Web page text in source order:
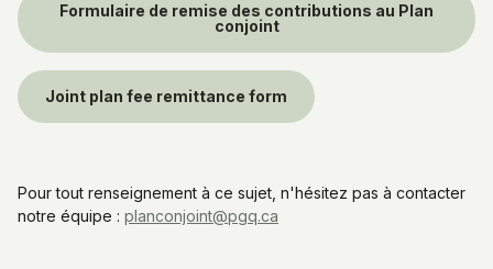
Formulaire de remise des contributions au Plan
conjoint
Joint plan fee remittance form
Pour tout renseignement à ce sujet, n'hésitez pas à contacter
notre équipe : planconjoint@pgq.ca